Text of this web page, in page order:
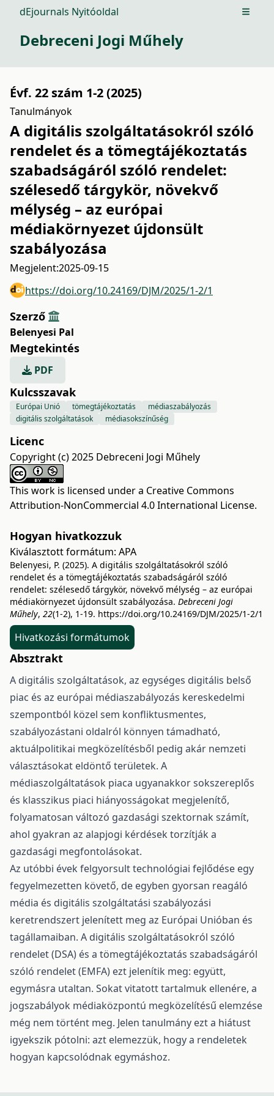
dEjournals Nyitóoldal Open
Debreceni Jogi Műhely
Évf. 22 szám 1-2 (2025)
Tanulmányok
A digitális szolgáltatásokról szóló
rendelet és a tömegtájékoztatás
szabadságáról szóló rendelet:
szélesedő tárgykör, növekvő
mélység – az európai
médiakörnyezet újdonsült
szabályozása
Megjelent:2025-09-15
https://doi.org/10.24169/DJM/2025/1-2/1
Szerző
Belenyesi Pal
Megtekintés
PDF
Kulcsszavak
Európai Unió tömegtájékoztatás
médiaszabályozás
digitális szolgáltatások
médiasokszínűség
Licenc
Copyright (c) 2025 Debreceni Jogi Műhely
This work is licensed under a Creative Commons
Attribution-NonCommercial 4.0 International License.
Hogyan hivatkozzuk
Kiválasztott formátum: APA
Belenyesi, P. (2025). A digitális szolgáltatásokról szóló
rendelet és a tömegtájékoztatás szabadságáról szóló
rendelet: szélesedő tárgykör, növekvő mélység – az európai
médiakörnyezet újdonsült szabályozása. Debreceni Jogi
Műhely, 22(1-2), 1-19. https://doi.org/10.24169/DJM/2025/1-2/1
Hivatkozási formátumok
Absztrakt
A digitális szolgáltatások, az egységes digitális belső
piac és az európai médiaszabályozás kereskedelmi
szempontból közel sem konfliktusmentes,
szabályozástani oldalról könnyen támadható,
aktuálpolitikai megközelítésből pedig akár nemzeti
választásokat eldöntő területek. A
médiaszolgáltatások piaca ugyanakkor sokszereplős
és klasszikus piaci hiányosságokat megjelenítő,
folyamatosan változó gazdasági szektornak számít,
ahol gyakran az alapjogi kérdések torzítják a
gazdasági megfontolásokat.
Az utóbbi évek felgyorsult technológiai fejlődése egy
fegyelmezetten követő, de egyben gyorsan reagáló
média és digitális szolgáltatási szabályozási
keretrendszert jelenített meg az Európai Unióban és
tagállamaiban. A digitális szolgáltatásokról szóló
rendelet (DSA) és a tömegtájékoztatás szabadságáról
szóló rendelet (EMFA) ezt jelenítik meg: együtt,
egymásra utaltan. Sokat vitatott tartalmuk ellenére, a
jogszabályok médiaközpontú megközelítésű elemzése
még nem történt meg. Jelen tanulmány ezt a hiátust
igyekszik pótolni: azt elemezzük, hogy a rendeletek
hogyan kapcsolódnak egymáshoz.